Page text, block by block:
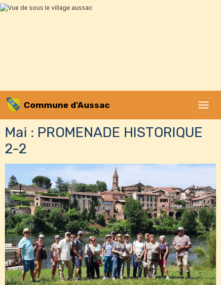
Commune d'Aussac
Mai : PROMENADE HISTORIQUE
2-2